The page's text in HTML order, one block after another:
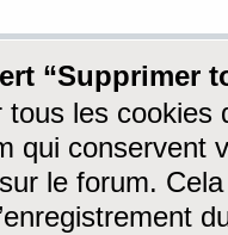
“Supprimer
tous les cookies
qui conservent
le forum.